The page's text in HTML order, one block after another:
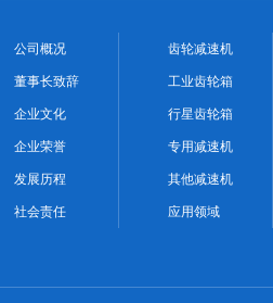
齿轮减速机
工业齿轮箱
行星齿轮箱
专用减速机
其他减速机
应用领域
公司概况
董事长致辞
企业文化
企业荣誉
发展历程
社会责任